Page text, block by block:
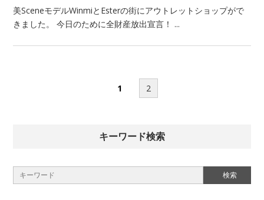
美SceneモデルWinmiとEsterの街にアウトレットショップがで
きました。 今日のために全財産放出宣言！ ...
1 2
キーワード検索